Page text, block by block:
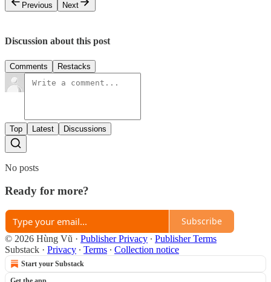
Previous
Next
Discussion about this post
Comments Restacks
Top Latest Discussions
No posts
Ready for more?
Subscribe
© 2026 Hùng Vũ · Publisher Privacy ∙ Publisher Terms
Substack · Privacy ∙ Terms ∙ Collection notice
Start your Substack